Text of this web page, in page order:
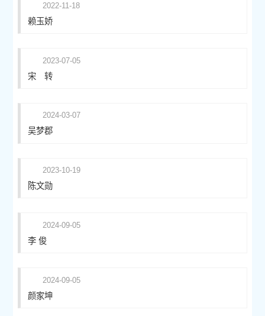
2022-11-18
赖玉娇
2023-07-05
宋 转
2024-03-07
吴梦郡
2023-10-19
陈文勋
2024-09-05
李 俊
2024-09-05
颜家坤